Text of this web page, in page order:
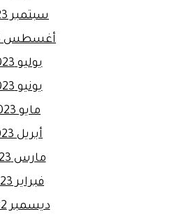
سبتمبر 2023
أغسطس 2023
يوليو 2023
يونيو 2023
مايو 2023
أبريل 2023
مارس 2023
فبراير 2023
ديسمبر 2022